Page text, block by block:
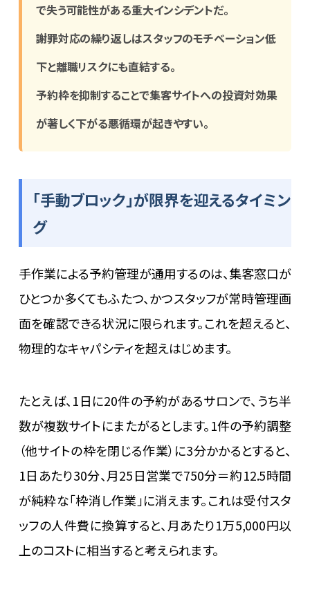
で失う可能性がある重大インシデントだ。
謝罪対応の繰り返しはスタッフのモチベーション低
下と離職リスクにも直結する。
予約枠を抑制することで集客サイトへの投資対効果
が著しく下がる悪循環が起きやすい。
「手動ブロック」が限界を迎えるタイミン
グ
手作業による予約管理が通用するのは、集客窓口が
ひとつか多くてもふたつ、かつスタッフが常時管理画
面を確認できる状況に限られます。これを超えると、
物理的なキャパシティを超えはじめます。
たとえば、1日に20件の予約があるサロンで、うち半
数が複数サイトにまたがるとします。1件の予約調整
（他サイトの枠を閉じる作業）に3分かかるとすると、
1日あたり30分、月25日営業で750分＝約12.5時間
が純粋な「枠消し作業」に消えます。これは受付スタ
ッフの人件費に換算すると、月あたり1万5,000円以
上のコストに相当すると考えられます。